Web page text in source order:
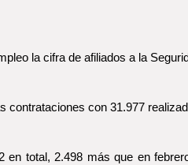
la cifra de afiliados a la
contrataciones con 31.977
total, 2.498 más que en